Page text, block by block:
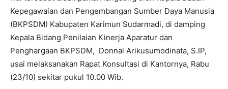
Kepegawaian dan Pengembangan Sumber Daya Manusia
(BKPSDM) Kabupaten Karimun Sudarmadi, di damping
Kepala Bidang Penilaian Kinerja Aparatur dan
Penghargaan BKPSDM, Donnal Arikusumodinata, S.IP,
usai melaksanakan Rapat Konsultasi di Kantornya, Rabu
(23/10) sekitar pukul 10.00 Wib.